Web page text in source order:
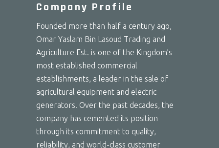
Company Profile
Founded more than half a century ago,
Omar Yaslam Bin Lasoud Trading and
Agriculture Est. is one of the Kingdom’s
most established commercial
establishments, a leader in the sale of
agricultural equipment and electric
generators. Over the past decades, the
company has cemented its position
through its commitment to quality,
reliability, and world-class customer